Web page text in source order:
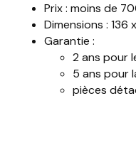
Prix : moins de
Dimensions : 136
Garantie :
2 ans pour
5 ans pour
pièces